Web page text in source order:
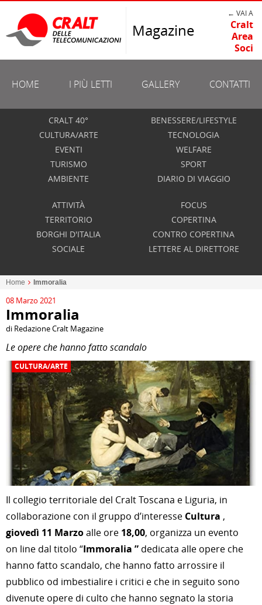
Magazine
← VAI A
Cralt
Area
Soci
HOME I PIÙ LETTI GALLERY CONTATTI
CRALT 40°
CULTURA/ARTE
EVENTI
TURISMO
AMBIENTE
BENESSERE/LIFESTYLE
TECNOLOGIA
WELFARE
SPORT
DIARIO DI VIAGGIO
ATTIVITÀ
TERRITORIO
BORGHI D'ITALIA
SOCIALE
FOCUS
COPERTINA
CONTRO COPERTINA
LETTERE AL DIRETTORE
Home Immoralia
08 Marzo 2021
Immoralia
di Redazione Cralt Magazine
Le opere che hanno fatto scandalo
CULTURA/ARTE
Il collegio territoriale del Cralt Toscana e Liguria, in
collaborazione con il gruppo d’interesse Cultura ,
giovedì 11 Marzoalle ore 18,00, organizza un evento
on line dal titolo “Immoralia ” dedicata alle opere che
hanno fatto scandalo, che hanno fatto arrossire il
pubblico od imbestialire i critici e che in seguito sono
divenute opere di culto che hanno segnato la storia